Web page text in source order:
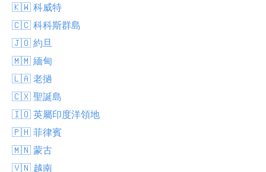
🇰🇼 科威特
🇨🇨 科科斯群島
🇯🇴 約旦
🇲🇲 緬甸
🇱🇦 老撾
🇨🇽 聖誕島
🇮🇴 英屬印度洋領地
🇵🇭 菲律賓
🇲🇳 蒙古
🇻🇳 越南